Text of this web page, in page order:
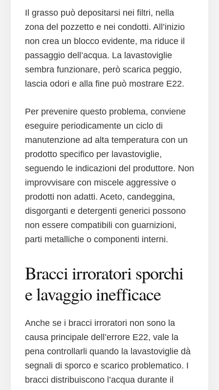
Il grasso può depositarsi nei filtri, nella
zona del pozzetto e nei condotti. All’inizio
non crea un blocco evidente, ma riduce il
passaggio dell’acqua. La lavastoviglie
sembra funzionare, però scarica peggio,
lascia odori e alla fine può mostrare E22.
Per prevenire questo problema, conviene
eseguire periodicamente un ciclo di
manutenzione ad alta temperatura con un
prodotto specifico per lavastoviglie,
seguendo le indicazioni del produttore. Non
improvvisare con miscele aggressive o
prodotti non adatti. Aceto, candeggina,
disgorganti e detergenti generici possono
non essere compatibili con guarnizioni,
parti metalliche o componenti interni.
Bracci irroratori sporchi
e lavaggio inefficace
Anche se i bracci irroratori non sono la
causa principale dell’errore E22, vale la
pena controllarli quando la lavastoviglie dà
segnali di sporco e scarico problematico. I
bracci distribuiscono l’acqua durante il